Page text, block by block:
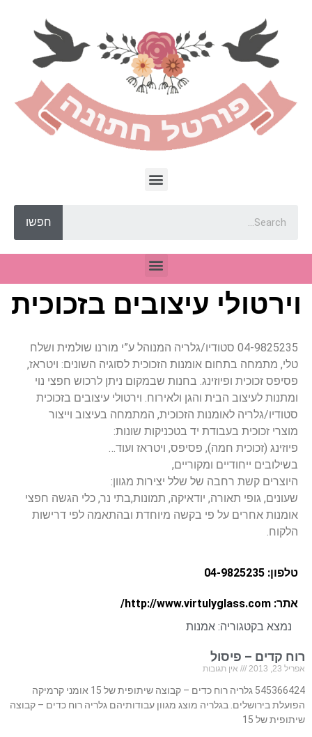
חפשו
וירטולי עיצובים בזכוכית
04-9825235 סטודיו/גלריה המנוהל ע”י מורנו שולמית ושלח
טלי, מתמחה בתחום אומנות הזכוכית לסוגיה השונים: ויטראז,
פסיפס זכוכית ופיוזינג. בחנות שבמקום ניתן לרכוש חפצי נוי
ומתנות לעיצוב הבית והגן ולאירוח. וירטולי עיצובים בזכוכית
סטודיו/גלריה לאומנות הזכוכית, המתמחה בעיצוב וייצור
מוצרי זכוכית בעבודת יד בטכניקות שונות:
פיוזינג (זכוכית חמה), פסיפס, ויטראז ועוד…
בשילובים ייחודיים ומקוריים,
היוצרים קשת רחבה של שלל יצירות מגוון:
שעונים, גופי תאורה, יודאיקה, תמונות,בתי נר, כלי הגשה חפצי
אומנות אחרים על פי בקשה מיוחדת ובהתאמה לפי דרישות
הלקוח.
טלפון: 04-9825235
אתר: http://www.virtulyglass.com/
נמצא בקטגוריה: אמנות
רוח קדים – פיסול
אפריל 23, 2013 אין תגובות
545366424 גלריה רוח כדים – קבוצה שיתופית של 15 אומני קרמיקה
הפועלת בירושלים. בגלריה מוצג מגוון עבודותיהם גלריה רוח כדים – קבוצה
שיתופית של 15